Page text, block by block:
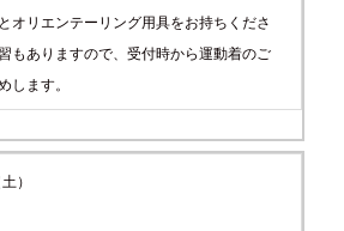
オリエンテーリング用具をお持ちくださ
もありますので、受付時から運動着のご
します。
）